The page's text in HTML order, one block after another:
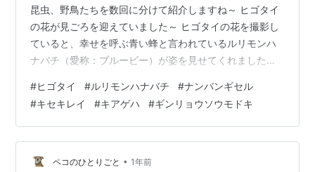
昆虫、野鳥たちを数回に分けて紹介しますね～ ヒゴタイ
の花が見ごろを迎えていました～ ヒゴタイの花を撮影し
ていると、幸せを呼ぶ青い蜂と言われているルリモンハ
ナバチ（愛称：ブルービー）が姿を見せてくれました～
た～ キレンゲショウマの花が見ごろを迎えていました～
レンゲショウマの花は終盤を迎えていましたが、まだ咲
いていました～ キセキレイが姿を見せてくれました～ ギ
ンリョウソウモドキが土の中から顔をのぞかせていまし
た～ 土中のミネラルを吸いにキアゲハがやってきました
#ヒゴタイ #ルリモンハナバチ #ナンバンギセル
#キセキレイ #キアゲハ #ギンリョウソウモドキ
ペコのひとりごと • 1年前